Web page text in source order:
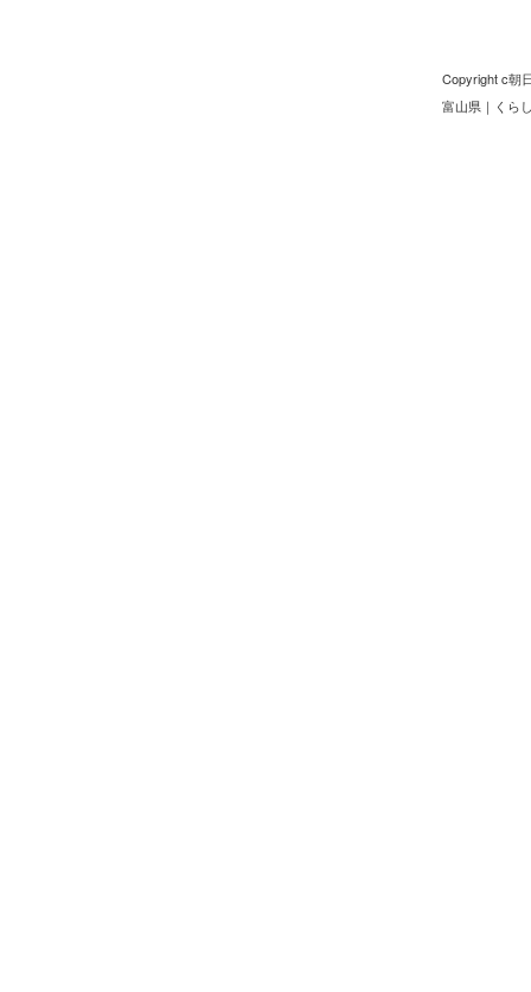
Copyright c朝
富山県 ｜ くら